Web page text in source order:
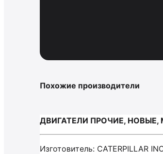
Похожие производители
ДВИГАТЕЛИ ПРОЧИЕ, НОВЫЕ,
Изготовитель: CATERPILLAR